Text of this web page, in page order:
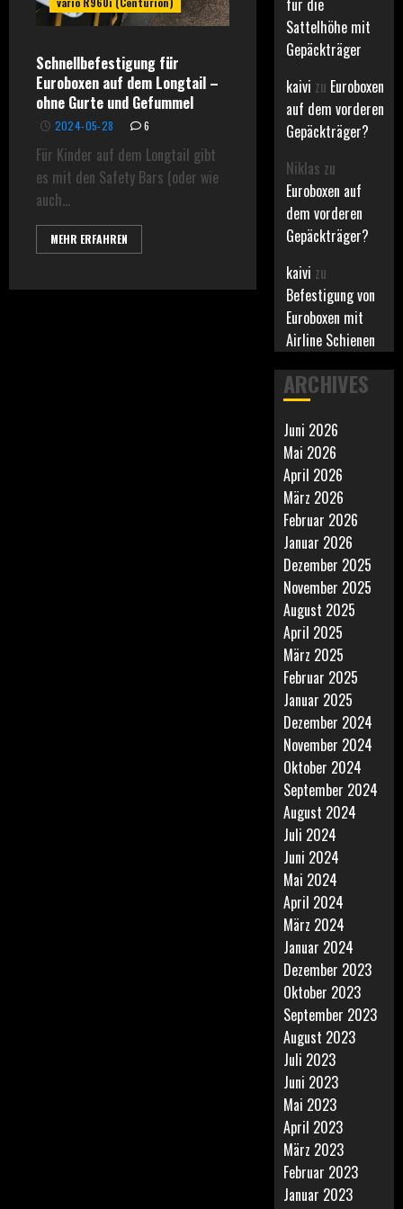
Schnellbefestigung für
Euroboxen auf dem Longtail –
ohne Gurte und Gefummel
2024-05-28 6
Für Kinder auf dem Longtail gibt
es mit den Safety Bars (oder wie
auch...
MEHR ERFAHREN
für die
Sattelhöhe mit
Gepäckträger
kaivi zu Euroboxen
auf dem vorderen
Gepäckträger?
Niklas zu
Euroboxen auf
dem vorderen
Gepäckträger?
kaivi zu
Befestigung von
Euroboxen mit
Airline Schienen
ARCHIVES
Juni 2026
Mai 2026
April 2026
März 2026
Februar 2026
Januar 2026
Dezember 2025
November 2025
August 2025
April 2025
März 2025
Februar 2025
Januar 2025
Dezember 2024
November 2024
Oktober 2024
September 2024
August 2024
Juli 2024
Juni 2024
Mai 2024
April 2024
März 2024
Januar 2024
Dezember 2023
Oktober 2023
September 2023
August 2023
Juli 2023
Juni 2023
Mai 2023
April 2023
März 2023
Februar 2023
Januar 2023